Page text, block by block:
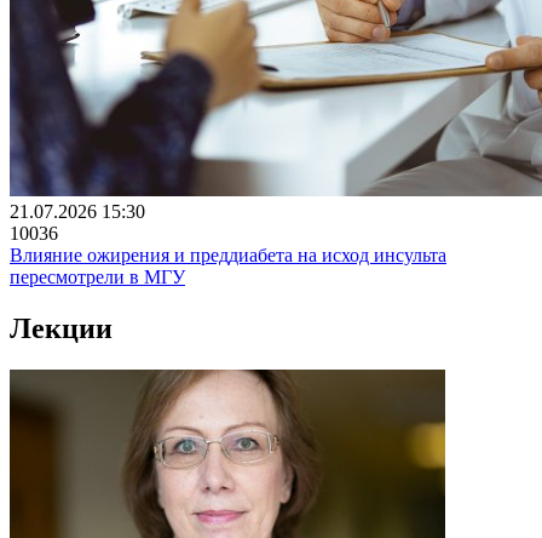
21.07.2026 15:30
10036
Влияние ожирения и преддиабета на исход инсульта
пересмотрели в МГУ
Лекции